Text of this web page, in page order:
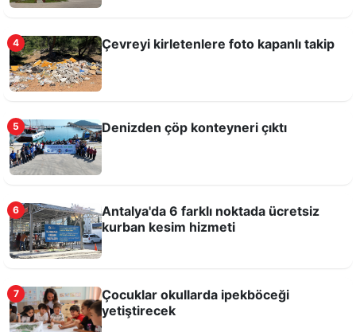
Christopher Nolan’ın Odysseia Filmi Ardında
Anlatacak?
4 Çevreyi kirletenlere foto kapanlı takip
5 Denizden çöp konteyneri çıktı
6
Antalya'da 6 farklı noktada ücretsiz
kurban kesim hizmeti
7
Çocuklar okullarda ipekböceği
yetiştirecek